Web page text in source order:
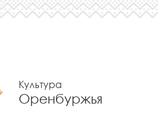
Культура
Оренбуржья